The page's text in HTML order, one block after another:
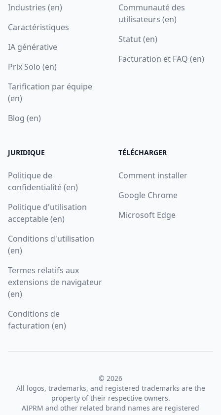
Industries (en)
Caractéristiques
IA générative
Prix Solo (en)
Tarification par équipe
(en)
Blog (en)
Communauté des
utilisateurs (en)
Statut (en)
Facturation et FAQ (en)
JURIDIQUE
Politique de
confidentialité (en)
Politique d'utilisation
acceptable (en)
Conditions d'utilisation
(en)
Termes relatifs aux
extensions de navigateur
(en)
Conditions de
facturation (en)
TÉLÉCHARGER
Comment installer
Google Chrome
Microsoft Edge
© 2026
All logos, trademarks, and registered trademarks are the
property of their respective owners.
AIPRM and other related brand names are registered